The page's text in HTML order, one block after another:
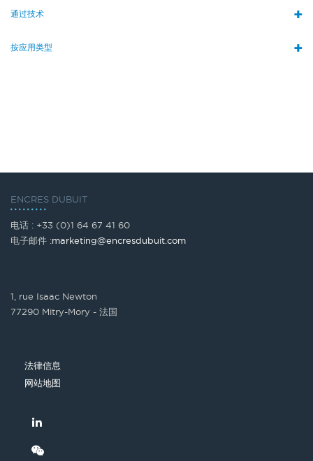
+
通过技术
+
按应用类型
ENCRES DUBUIT
电话 : +33 (0)1 64 67 41 60
电子邮件 :marketing@encresdubuit.com
1, rue Isaac Newton
77290 Mitry-Mory - 法国
法律信息
网站地图